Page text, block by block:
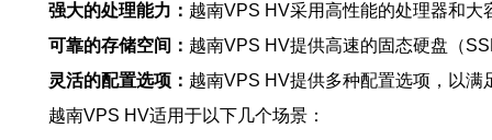
强大的处理能力： 越南VPS HV采用高性能的处理器和
可靠的存储空间： 越南VPS HV提供高速的固态硬盘（
灵活的配置选项： 越南VPS HV提供多种配置选项，以
越南VPS HV适用于以下几个场景：